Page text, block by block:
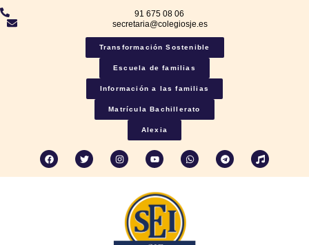
91 675 08 06
secretaria@colegiosje.es
Transformación Sostenible
Escuela de familias
Información a las familias
Matrícula Bachillerato
Alexia